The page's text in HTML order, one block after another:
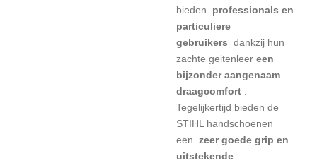
bieden
professionals en
particuliere
gebruikers dankzij hun
zachte geitenleer een
bijzonder aangenaam
draagcomfort
Tegelijkertijd bieden de
STIHL handschoenen
een zeer goede grip en
uitstekende